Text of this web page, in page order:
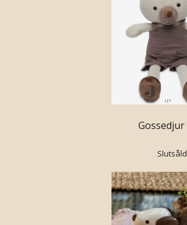
Gossedjur
Slutsåld